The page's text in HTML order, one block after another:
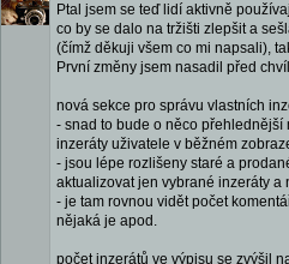
Ptal jsem se teď lidí aktivně
co by se dalo na tržišti zlepšit a
(čímž děkuji všem co mi napsali),
První změny jsem nasadil před
nová sekce pro správu vlastních
- snad to bude o něco přehlednější
inzeráty uživatele v běžném
- jsou lépe rozlišeny staré a
aktualizovat jen vybrané inzeráty a
- je tam rovnou vidět počet
nějaká je apod.
počet inzerátů ve výpisu se zvýšil